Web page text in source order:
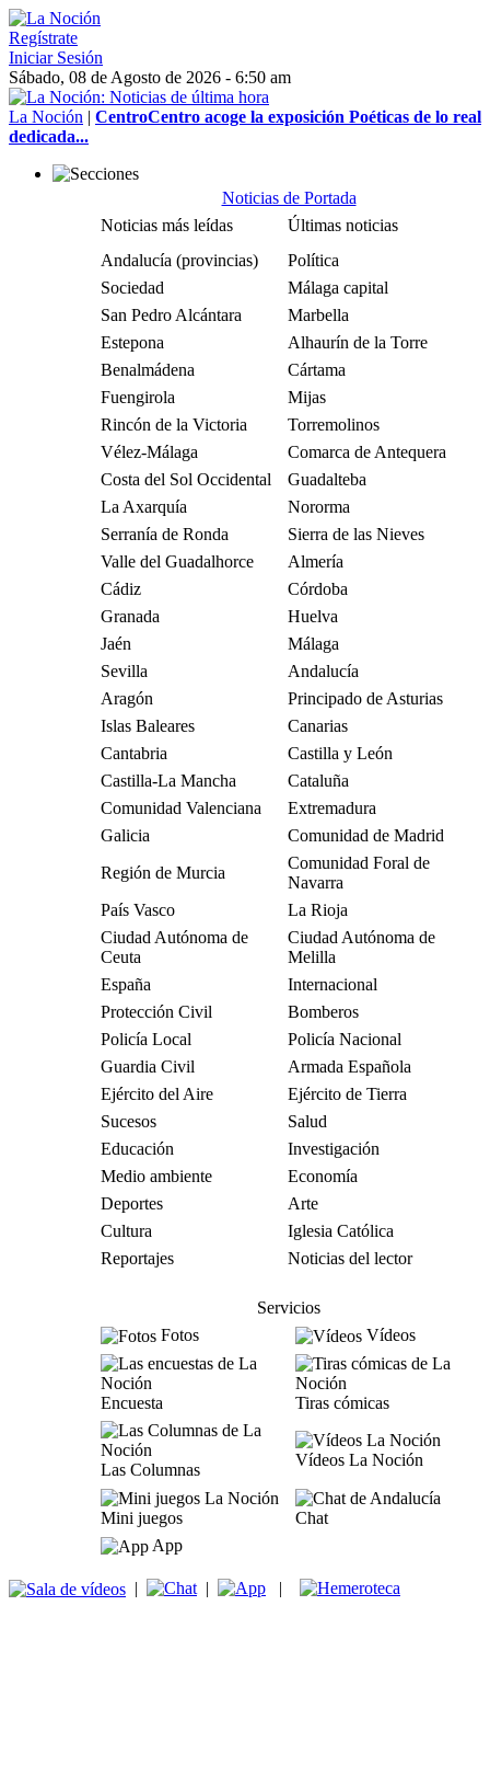
Regístrate
Iniciar Sesión
Sábado, 08 de Agosto de 2026 - 6:50 am
La Noción | CentroCentro acoge la exposición Poéticas de lo real
dedicada...
Noticias de Portada
Noticias más leídas
Últimas noticias
Andalucía (provincias)
Política
Sociedad
Málaga capital
San Pedro Alcántara
Marbella
Estepona
Alhaurín de la Torre
Benalmádena
Cártama
Fuengirola
Mijas
Rincón de la Victoria
Torremolinos
Vélez-Málaga
Comarca de Antequera
Costa del Sol Occidental
Guadalteba
La Axarquía
Nororma
Serranía de Ronda
Sierra de las Nieves
Valle del Guadalhorce
Almería
Cádiz
Córdoba
Granada
Huelva
Jaén
Málaga
Sevilla
Andalucía
Aragón
Principado de Asturias
Islas Baleares
Canarias
Cantabria
Castilla y León
Castilla-La Mancha
Cataluña
Comunidad Valenciana
Extremadura
Galicia
Comunidad de Madrid
Región de Murcia
Comunidad Foral de
Navarra
País Vasco
La Rioja
Ciudad Autónoma de
Ceuta
Ciudad Autónoma de
Melilla
España
Internacional
Protección Civil
Bomberos
Policía Local
Policía Nacional
Guardia Civil
Armada Española
Ejército del Aire
Ejército de Tierra
Sucesos
Salud
Educación
Investigación
Medio ambiente
Economía
Deportes
Arte
Cultura
Iglesia Católica
Reportajes
Noticias del lector
Servicios
Fotos
Vídeos
Encuesta Tiras cómicas
Las Columnas
Vídeos La Noción
Mini juegos
Chat
App
| | |